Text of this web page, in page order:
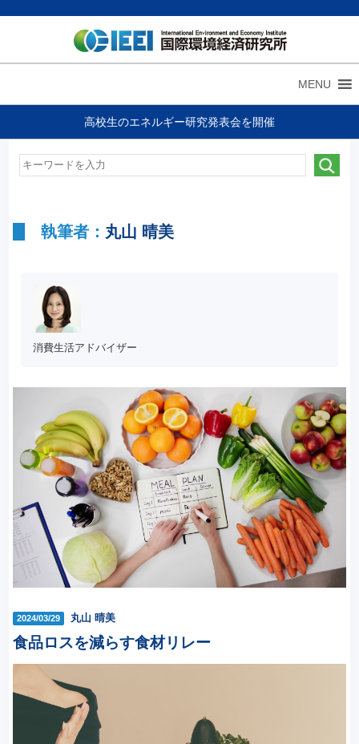
MENU
高校生のエネルギー研究発表会を開催
執筆者： 丸山 晴美
消費生活アドバイザー
2024/03/29 丸山 晴美
食品ロスを減らす食材リレー